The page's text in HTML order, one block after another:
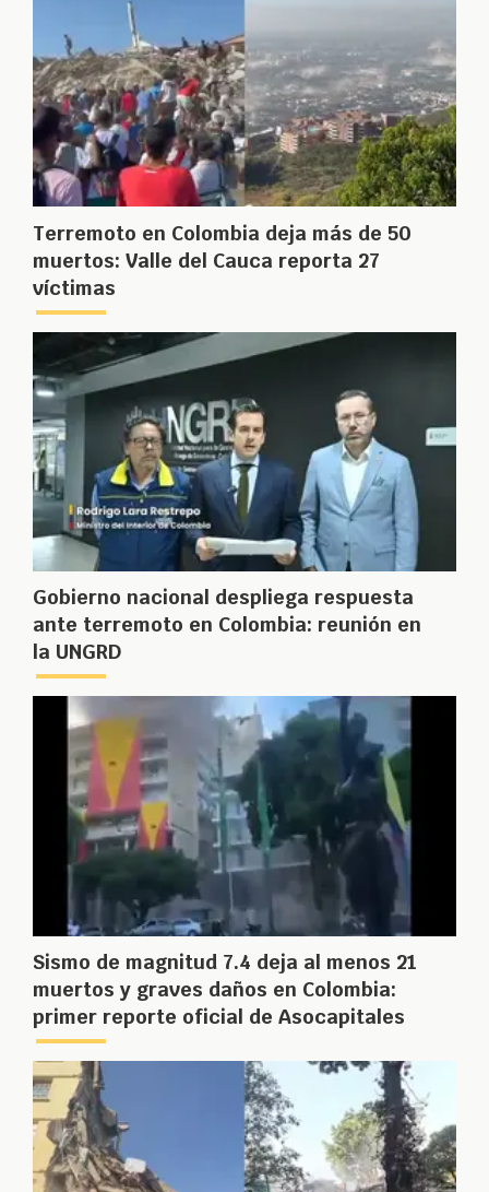
Terremoto en Colombia deja más de 50
muertos: Valle del Cauca reporta 27
víctimas
Gobierno nacional despliega respuesta
ante terremoto en Colombia: reunión en
la UNGRD
Sismo de magnitud 7.4 deja al menos 21
muertos y graves daños en Colombia:
primer reporte oficial de Asocapitales